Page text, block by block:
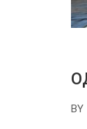
BY